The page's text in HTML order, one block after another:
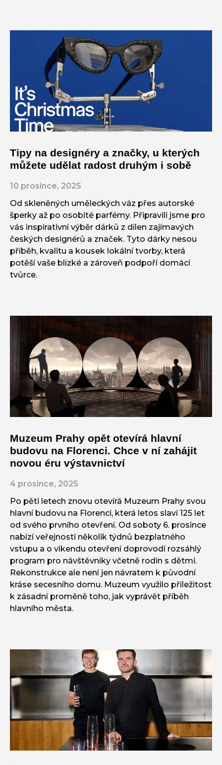
Tipy na designéry a značky, u kterých
můžete udělat radost druhým i sobě
10 prosince, 2025
Od skleněných uměleckých váz přes autorské
šperky až po osobité parfémy. Připravili jsme pro
vás inspirativní výběr dárků z dílen zajímavých
českých designérů a značek. Tyto dárky nesou
příběh, kvalitu a kousek lokální tvorby, která
potěší vaše blízké a zároveň podpoří domácí
tvůrce.
Muzeum Prahy opět otevírá hlavní
budovu na Florenci. Chce v ní zahájit
novou éru výstavnictví
4 prosince, 2025
Po pěti letech znovu otevírá Muzeum Prahy svou
hlavní budovu na Florenci, která letos slaví 125 let
od svého prvního otevření. Od soboty 6. prosince
nabízí veřejnosti několik týdnů bezplatného
vstupu a o víkendu otevření doprovodí rozsáhlý
program pro návštěvníky včetně rodin s dětmi.
Rekonstrukce ale není jen návratem k původní
kráse secesního domu. Muzeum využilo příležitost
k zásadní proměně toho, jak vyprávět příběh
hlavního města.